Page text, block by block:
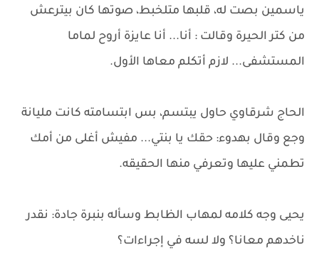
ياسمين بصت له، قلبها متلخبط، صوتها كان بيترعش
من كتر الحيرة وقالت : أنا... أنا عايزة أروح لماما
المستشفى... لازم أتكلم معاها الأول.
الحاج شرقاوي حاول يبتسم، بس ابتسامته كانت مليانة
وجع وقال بهدوء: حقك يا بنتي... مفيش أغلى من أمك
تطمني عليها وتعرفي منها الحقيقه.
يحيى وجه كلامه لمهاب الظابط وسأله بنبرة جادة: نقدر
ناخدهم معانا؟ ولا لسه في إجراءات؟